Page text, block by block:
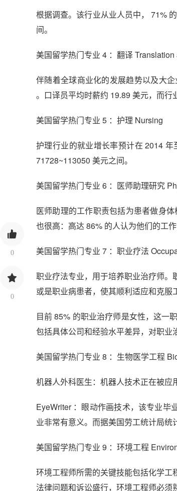
0
0
根据调查。该行业从业人员中， 71%
间。
美国留学热门专业 4 ：翻译
伴随着全球商业化的发展趋势以及大
。口译员平均时薪约 19.89 美元，而行
美国留学热门专业 5 ：护理 Nursing
护理行业的就业增长率预计在 2014
71728~113050 美元之间。
美国留学热门专业 6 ：医师助理研究
医师助理的工作职责包括为患者做身
也很高：高达 86% 的人认为他们的工
美国留学热门专业 7 ：职业疗法
职业疗法专业，用于培养职业治疗师
或是职业病患者，使其顺利适应和克服
目前 85% 的职业治疗师是女性，这一
包括具体公司和经验水平差异，对职业
美国留学热门专业 8 ：生物医学工程
机器人外科医生：机器人技术正在被应
EyeWriter ：眼动作画技术，该专业毕
业非常有意义。而据美国劳工统计局
美国留学热门专业 9 ：环境工程
环境工程师所需的关键技能包括化学
法律问题和诉讼盛行，环境工程师必须